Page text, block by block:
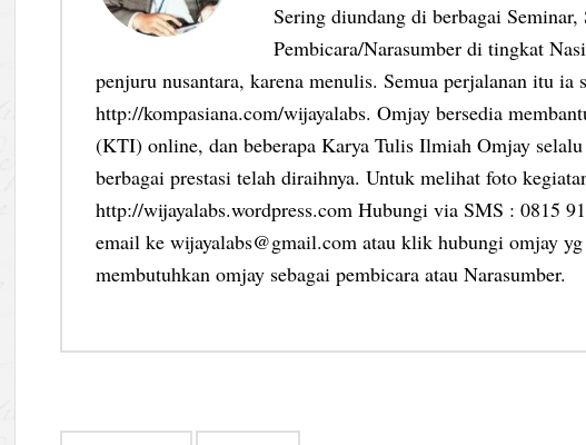
Sering diundang di berbagai
Pembicara/Narasumber di tingkat
penjuru nusantara, karena menulis. Semua perjalanan itu ia
http://kompasiana.com/wijayalabs. Omjay bersedia
(KTI) online, dan beberapa Karya Tulis Ilmiah Omjay
berbagai prestasi telah diraihnya. Untuk melihat foto
http://wijayalabs.wordpress.com Hubungi via SMS : 0815
email ke wijayalabs@gmail.com atau klik hubungi omjay
membutuhkan omjay sebagai pembicara atau Narasumber.
Post